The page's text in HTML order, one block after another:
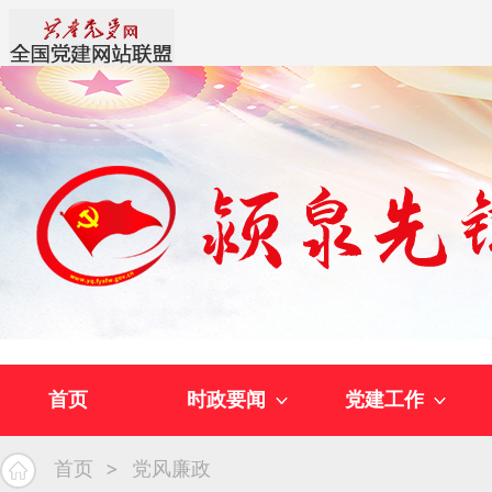
首页 时政要闻 党建工作
首页 党风廉政